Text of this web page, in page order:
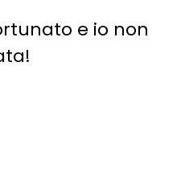
e io non